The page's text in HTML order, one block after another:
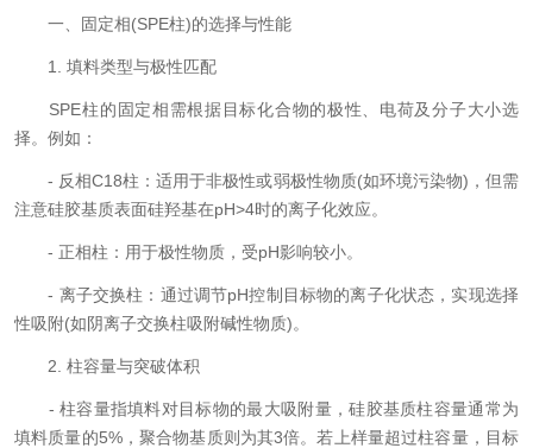
一、固定相(SPE柱)的选择与性能
1. 填料类型与极性匹配
SPE柱的固定相需根据目标化合物的极性、电荷及分子大小选
择。例如：
- 反相C18柱：适用于非极性或弱极性物质(如环境污染物)，但需
注意硅胶基质表面硅羟基在pH>4时的离子化效应。
- 正相柱：用于极性物质，受pH影响较小。
- 离子交换柱：通过调节pH控制目标物的离子化状态，实现选择
性吸附(如阴离子交换柱吸附碱性物质)。
2. 柱容量与突破体积
- 柱容量指填料对目标物的最大吸附量，硅胶基质柱容量通常为
填料质量的5%，聚合物基质则为其3倍。若上样量超过柱容量，目标